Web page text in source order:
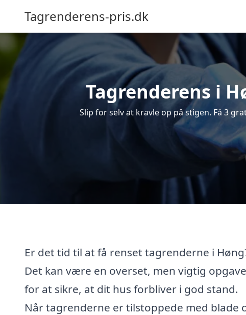
Tagrenderens-pris.dk
Tagrenderens i
Slip for selv at kravle op på stigen. Få 3
Er det tid til at få renset tagrenderne i
Det kan være en overset, men vigtig opgave
for at sikre, at dit hus forbliver i god stand.
Når tagrenderne er tilstoppede med blade